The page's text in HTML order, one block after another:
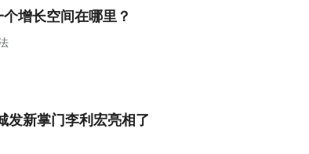
增长空间在哪里？
发新掌门李利宏亮相了